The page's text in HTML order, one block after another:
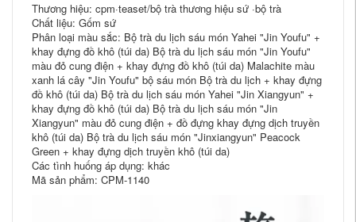
Thương hiệu: cpm·teaset/bộ trà thương hiệu sứ ·bộ trà
Chất liệu: Gốm sứ
Phân loại màu sắc: Bộ trà du lịch sáu món Yahei "Jin Youfu" +
khay đựng đồ khô (túi da) Bộ trà du lịch sáu món "Jin Youfu"
màu đỏ cung điện + khay đựng đồ khô (túi da) Malachite màu
xanh lá cây "Jin Youfu" bộ sáu món Bộ trà du lịch + khay đựng
đồ khô (túi da) Bộ trà du lịch sáu món Yahei "Jin Xiangyun" +
khay đựng đồ khô (túi da) Bộ trà du lịch sáu món "Jin
Xiangyun" màu đỏ cung điện + đồ đựng khay đựng dịch truyền
khô (túi da) Bộ trà du lịch sáu món "Jinxiangyun" Peacock
Green + khay đựng dịch truyền khô (túi da)
Các tình huống áp dụng: khác
Mã sản phẩm: CPM-1140